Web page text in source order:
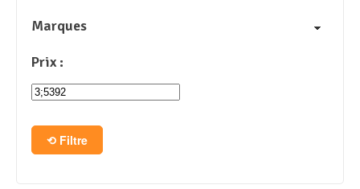
Marques
Prix :
Filtre